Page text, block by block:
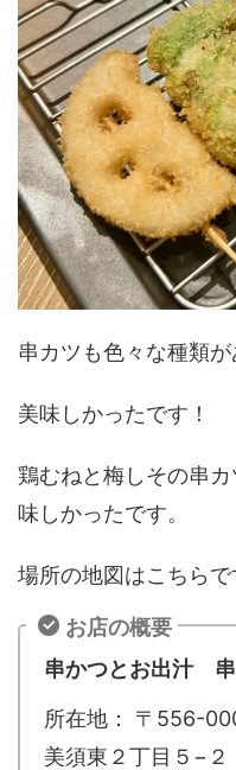
串カツも色々な種類が
美味しかったです！
鶏むねと梅しその串
味しかったです。
場所の地図はこちらで
お店の概要
串かつとお出汁
所在地： 〒556-
美須東２丁目５−２